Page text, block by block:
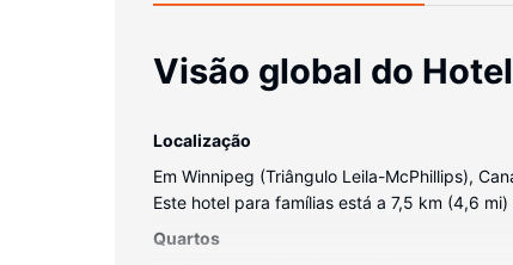
Visão global do Hotel
Localização
Em Winnipeg (Triângulo Leila-McPhillips),
Este hotel para famílias está a 7,5 km (4,6
Quartos